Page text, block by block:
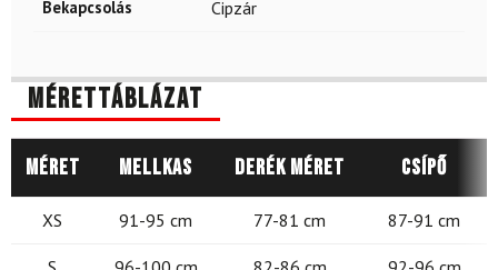
Bekapcsolás Cipzár
Mérettáblázat
Méret Mellkas Derék méret Csípő
XS 91-95 cm 77-81 cm 87-91 cm